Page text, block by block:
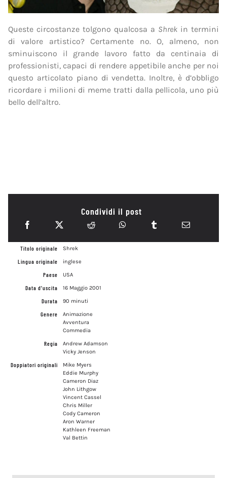
Queste circostanze tolgono qualcosa a Shrek in termini
di valore artistico? Certamente no. O, almeno, non
sminuiscono il grande lavoro fatto da centinaia di
professionisti, capaci di rendere appetibile anche per noi
questo articolato piano di vendetta. Inoltre, è d’obbligo
ricordare i milioni di meme tratti dalla pellicola, uno più
bello dell’altro.
Condividi il post
Titolo originale
Shrek
Lingua originale
inglese
Paese
USA
Data d’uscita
16 Maggio 2001
Durata
90 minuti
Genere
Animazione
Avventura
Commedia
Regia
Andrew Adamson
Vicky Jenson
Doppiatori originali
Mike Myers
Eddie Murphy
Cameron Diaz
John Lithgow
Vincent Cassel
Chris Miller
Cody Cameron
Aron Warner
Kathleen Freeman
Val Bettin